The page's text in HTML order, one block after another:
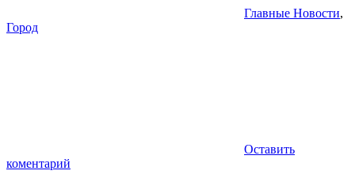
Главные Новости,
Город
Оставить
коментарий